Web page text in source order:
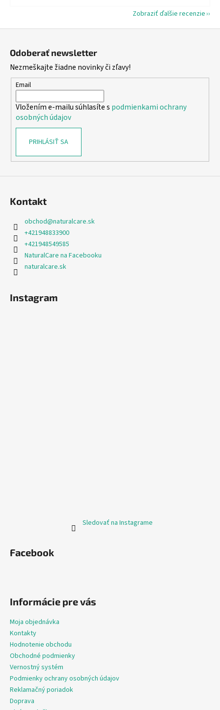
Zobraziť ďalšie recenzie
Odoberať newsletter
Nezmeškajte žiadne novinky či zľavy!
Email
Vložením e-mailu súhlasíte s podmienkami ochrany
osobných údajov
PRIHLÁSIŤ SA
Kontakt
obchod@naturalcare.sk
+421948833900
+421948549585
NaturalCare na Facebooku
naturalcare.sk
Instagram
Sledovať na Instagrame
Facebook
Informácie pre vás
Moja objednávka
Kontakty
Hodnotenie obchodu
Obchodné podmienky
Vernostný systém
Podmienky ochrany osobných údajov
Reklamačný poriadok
Doprava